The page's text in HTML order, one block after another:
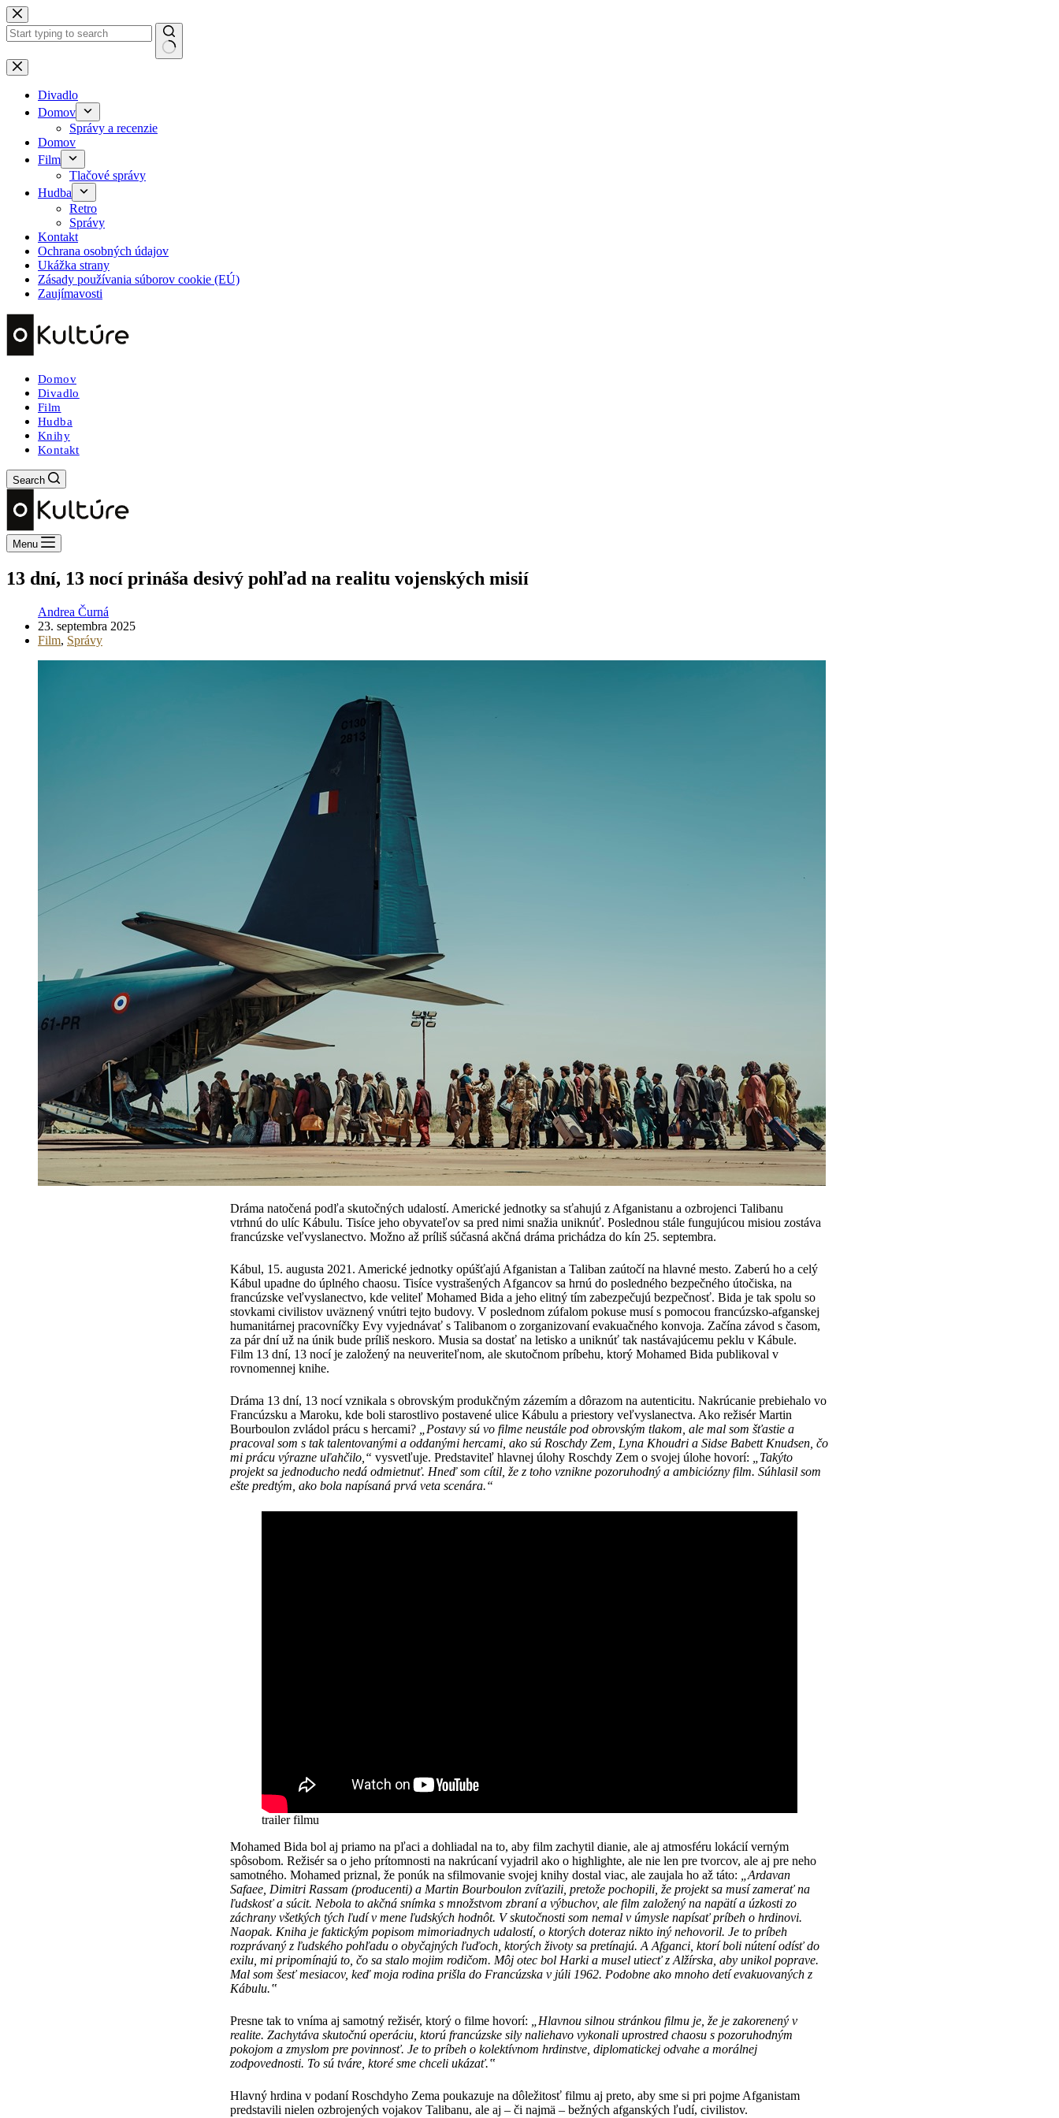
Skip
to
content
No
results
Divadlo
Domov
Správy a recenzie
Domov
Film
Tlačové správy
Hudba
Retro
Správy
Kontakt
Ochrana osobných údajov
Ukážka strany
Zásady používania súborov cookie (EÚ)
Zaujímavosti
Domov
Divadlo
Film
Hudba
Knihy
Kontakt
Search
Menu
13 dní, 13 nocí prináša desivý pohľad na realitu vojenských misií
Andrea Čurná
23. septembra 2025
Film, Správy
Dráma natočená podľa skutočných udalostí. Americké jednotky sa sťahujú z Afganistanu a ozbrojenci Talibanu
vtrhnú do ulíc Kábulu. Tisíce jeho obyvateľov sa pred nimi snažia uniknúť. Poslednou stále fungujúcou misiou zostáva
francúzske veľvyslanectvo. Možno až príliš súčasná akčná dráma prichádza do kín 25. septembra.
Kábul, 15. augusta 2021. Americké jednotky opúšťajú Afganistan a Taliban zaútočí na hlavné mesto. Zaberú ho a celý
Kábul upadne do úplného chaosu. Tisíce vystrašených Afgancov sa hrnú do posledného bezpečného útočiska, na
francúzske veľvyslanectvo, kde veliteľ Mohamed Bida a jeho elitný tím zabezpečujú bezpečnosť. Bida je tak spolu so
stovkami civilistov uväznený vnútri tejto budovy. V poslednom zúfalom pokuse musí s pomocou francúzsko-afganskej
humanitárnej pracovníčky Evy vyjednávať s Talibanom o zorganizovaní evakuačného konvoja. Začína závod s časom,
za pár dní už na únik bude príliš neskoro. Musia sa dostať na letisko a uniknúť tak nastávajúcemu peklu v Kábule.
Film 13 dní, 13 nocí je založený na neuveriteľnom, ale skutočnom príbehu, ktorý Mohamed Bida publikoval v
rovnomennej knihe.
Dráma 13 dní, 13 nocí vznikala s obrovským produkčným zázemím a dôrazom na autenticitu. Nakrúcanie prebiehalo vo
Francúzsku a Maroku, kde boli starostlivo postavené ulice Kábulu a priestory veľvyslanectva. Ako režisér Martin
Bourboulon zvládol prácu s hercami?
„Postavy sú vo filme neustále pod obrovským tlakom, ale mal som šťastie a
pracoval som s tak talentovanými a oddanými hercami, ako sú Roschdy Zem, Lyna Khoudri a Sidse Babett Knudsen, čo
mi prácu výrazne uľahčilo,“ vysvetľuje. Predstaviteľ hlavnej úlohy Roschdy Zem o svojej úlohe hovorí:
„Takýto
projekt sa jednoducho nedá odmietnuť. Hneď som cítil, že z toho vznikne pozoruhodný a ambiciózny film. Súhlasil som
ešte predtým, ako bola napísaná prvá veta scenára.“
trailer filmu
Mohamed Bida bol aj priamo na pľaci a dohliadal na to, aby film zachytil dianie, ale aj atmosféru lokácií verným
spôsobom. Režisér sa o jeho prítomnosti na nakrúcaní vyjadril ako o highlighte, ale nie len pre tvorcov, ale aj pre neho
samotného. Mohamed priznal, že ponúk na sfilmovanie svojej knihy dostal viac, ale zaujala ho až táto:
„Ardavan
Safaee, Dimitri Rassam (producenti) a Martin Bourboulon zvíťazili, pretože pochopili, že projekt sa musí zamerať na
ľudskosť a súcit. Nebola to akčná snímka s množstvom zbraní a výbuchov, ale film založený na napätí a úzkosti zo
záchrany všetkých tých ľudí v mene ľudských hodnôt. V skutočnosti som nemal v úmysle napísať príbeh o hrdinovi.
Naopak. Kniha je faktickým popisom mimoriadnych udalostí, o ktorých doteraz nikto iný nehovoril. Je to príbeh
rozprávaný z ľudského pohľadu o obyčajných ľuďoch, ktorých životy sa pretínajú. A Afganci, ktorí boli nútení odísť do
exilu, mi pripomínajú to, čo sa stalo mojim rodičom. Môj otec bol Harki a musel utiecť z Alžírska, aby unikol poprave.
Mal som šesť mesiacov, keď moja rodina prišla do Francúzska v júli 1962. Podobne ako mnoho detí evakuovaných z
Kábulu.‟
Presne tak to vníma aj samotný režisér, ktorý o filme hovorí:
„Hlavnou silnou stránkou filmu je, že je zakorenený v
realite. Zachytáva skutočnú operáciu, ktorú francúzske sily naliehavo vykonali uprostred chaosu s pozoruhodným
pokojom a zmyslom pre povinnosť. Je to príbeh o kolektívnom hrdinstve, diplomatickej odvahe a morálnej
zodpovednosti. To sú tváre, ktoré sme chceli ukázať.‟
Hlavný hrdina v podaní Roschdyho Zema poukazuje na dôležitosť filmu aj preto, aby sme si pri pojme Afganistam
predstavili nielen ozbrojených vojakov Talibanu, ale aj – či najmä – bežných afganských ľudí, civilistov.